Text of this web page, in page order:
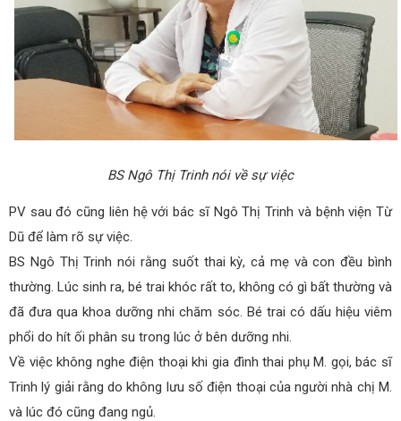
BS Ngô Thị Trinh nói về sự việc
PV sau đó cũng liên hệ với bác sĩ Ngô Thị Trinh và bệnh viện Từ
Dũ để làm rõ sự việc.
BS Ngô Thị Trinh nói rằng suốt thai kỳ, cả mẹ và con đều bình
thường. Lúc sinh ra, bé trai khóc rất to, không có gì bất thường và
đã đưa qua khoa dưỡng nhi chăm sóc. Bé trai có dấu hiệu viêm
phổi do hít ối phân su trong lúc ở bên dưỡng nhi.
Về việc không nghe điện thoại khi gia đình thai phụ M. gọi, bác sĩ
Trinh lý giải rằng do không lưu số điện thoại của người nhà chị M.
và lúc đó cũng đang ngủ.